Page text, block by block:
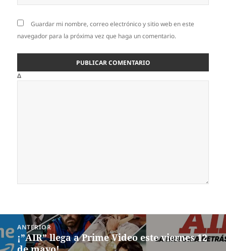
Guardar mi nombre, correo electrónico y sitio web en este
navegador para la próxima vez que haga un comentario.
Δ
Navegación
de
entradas
ANTERIOR
Entrada
¡”AIR” llega a Prime Video este viernes 12